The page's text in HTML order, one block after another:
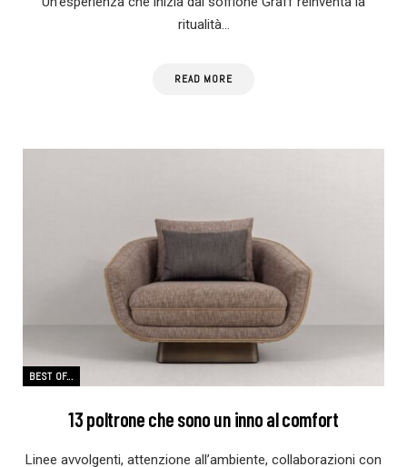
ritualità…
READ MORE
BEST OF...
13 poltrone che sono un inno al comfort
Linee avvolgenti, attenzione all’ambiente, collaborazioni con